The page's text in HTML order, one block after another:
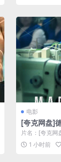
电影
[夸克网盘]
（2025）
片名：[夸克网
25）剧情 分类
1 小时前